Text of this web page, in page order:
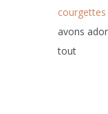
avons
tout